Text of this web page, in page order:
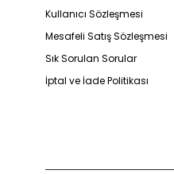
Kullanıcı Sözleşmesi
Mesafeli Satış Sözleşmesi
Sık Sorulan Sorular
İptal ve İade Politikası